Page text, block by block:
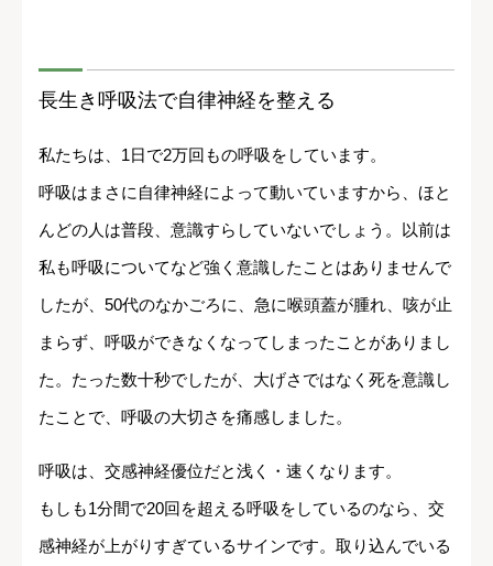
長生き呼吸法で自律神経を整える
私たちは、1日で2万回もの呼吸をしています。
呼吸はまさに自律神経によって動いていますから、ほと
んどの人は普段、意識すらしていないでしょう。以前は
私も呼吸についてなど強く意識したことはありませんで
したが、50代のなかごろに、急に喉頭蓋が腫れ、咳が止
まらず、呼吸ができなくなってしまったことがありまし
た。たった数十秒でしたが、大げさではなく死を意識し
たことで、呼吸の大切さを痛感しました。
呼吸は、交感神経優位だと浅く・速くなります。
もしも1分間で20回を超える呼吸をしているのなら、交
感神経が上がりすぎているサインです。取り込んでいる